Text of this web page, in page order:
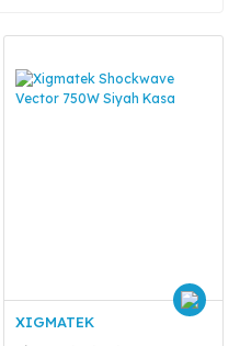
XIGMATEK